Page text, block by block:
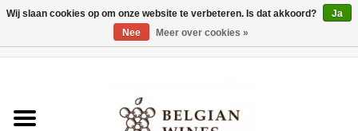
Wijnen
Wij slaan cookies op om onze website te verbeteren. Is dat akkoord?
Ja
Nee
Meer over cookies »